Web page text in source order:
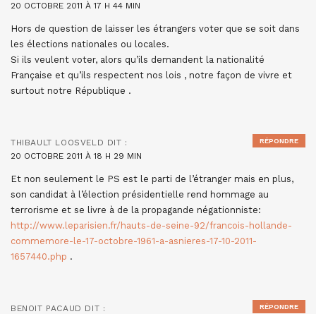
20 OCTOBRE 2011 À 17 H 44 MIN
Hors de question de laisser les étrangers voter que se soit dans
les élections nationales ou locales.
Si ils veulent voter, alors qu’ils demandent la nationalité
Française et qu’ils respectent nos lois , notre façon de vivre et
surtout notre République .
THIBAULT LOOSVELD DIT :
20 OCTOBRE 2011 À 18 H 29 MIN
Et non seulement le PS est le parti de l’étranger mais en plus,
son candidat à l’élection présidentielle rend hommage au
terrorisme et se livre à de la propagande négationniste:
http://www.leparisien.fr/hauts-de-seine-92/francois-hollande-
commemore-le-17-octobre-1961-a-asnieres-17-10-2011-
1657440.php .
RÉPONDRE
BENOIT PACAUD DIT :
RÉPONDRE